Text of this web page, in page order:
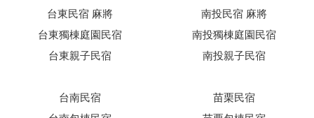
台東民宿 麻將
台東獨棟庭園民宿
台東親子民宿
南投民宿 麻將
南投獨棟庭園民宿
南投親子民宿
台南民宿
苗栗民宿